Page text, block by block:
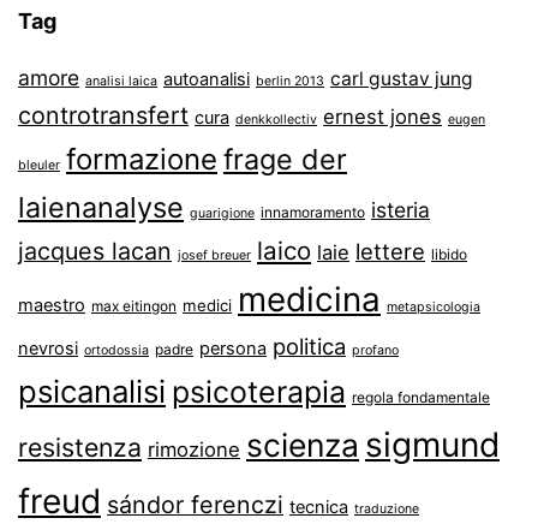
Tag
amore analisi laica autoanalisi berlin 2013 carl gustav jung
controtransfert cura denkkollectiv ernest jones eugen
bleuler formazione frage der
laienanalyse guarigione innamoramento isteria
jacques lacan josef breuer laico laie lettere libido
maestro max eitingon medici medicina metapsicologia
nevrosi ortodossia padre persona politica profano
psicanalisi psicoterapia regola fondamentale
resistenza rimozione scienza sigmund
freud sándor ferenczi tecnica traduzione